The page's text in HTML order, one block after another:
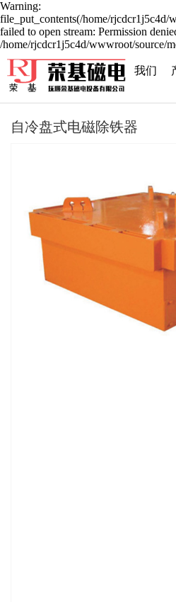
Warning:
file_put_contents(/home/rjcdcr1j5c4d/
failed to open stream: Permission
/home/rjcdcr1j5c4d/wwwroot/source/
我们
自冷盘式电磁除铁器